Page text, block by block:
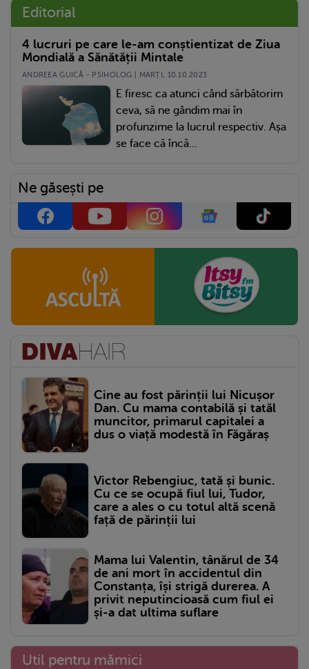
Editorial
4 lucruri pe care le-am conștientizat de Ziua
Mondială a Sănătății Mintale
ANDREEA GUICĂ - PSIHOLOG | MARŢI, 10.10.2023
E firesc ca atunci când sărbătorim
ceva, să ne gândim mai în
profunzime la lucrul respectiv. Așa
se face că încă...
Ne găsești pe
Cine au fost părinții lui Nicușor
Dan. Cu mama contabilă și tatăl
muncitor, primarul capitalei a
dus o viață modestă în Făgăraș
Victor Rebengiuc, tată și bunic.
Cu ce se ocupă fiul lui, Tudor,
care a ales o cu totul altă scenă
față de părinții lui
Mama lui Valentin, tânărul de 34
de ani mort în accidentul din
Constanța, își strigă durerea. A
privit neputincioasă cum fiul ei
și-a dat ultima suflare
Util pentru mămici